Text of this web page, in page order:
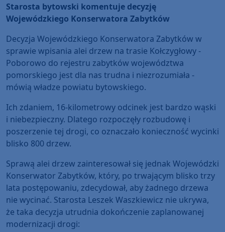
Starosta bytowski komentuje decyzję
Wojewódzkiego Konserwatora Zabytków
Decyzja Wojewódzkiego Konserwatora Zabytków w
sprawie wpisania alei drzew na trasie Kołczygłowy -
Poborowo do rejestru zabytków województwa
pomorskiego jest dla nas trudna i niezrozumiała -
mówią władze powiatu bytowskiego.
Ich zdaniem, 16-kilometrowy odcinek jest bardzo wąski
i niebezpieczny. Dlatego rozpoczęły rozbudowę i
poszerzenie tej drogi, co oznaczało konieczność wycinki
blisko 800 drzew.
Sprawą alei drzew zainteresował się jednak Wojewódzki
Konserwator Zabytków, który, po trwającym blisko trzy
lata postępowaniu, zdecydował, aby żadnego drzewa
nie wycinać. Starosta Leszek Waszkiewicz nie ukrywa,
że taka decyzja utrudnia dokończenie zaplanowanej
modernizacji drogi: